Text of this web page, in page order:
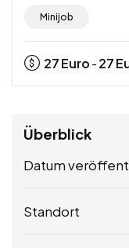
Minijob
27Euro - 27
Überblick
Datum
Standort